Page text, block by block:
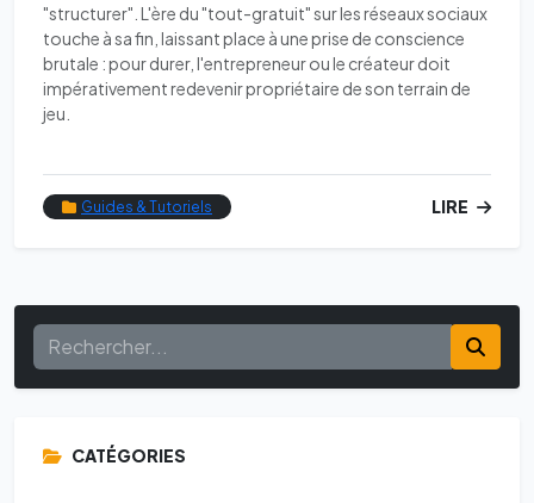
"structurer". L'ère du "tout-gratuit" sur les réseaux sociaux
touche à sa fin, laissant place à une prise de conscience
brutale : pour durer, l'entrepreneur ou le créateur doit
impérativement redevenir propriétaire de son terrain de
jeu.
Guides & Tutoriels LIRE
CATÉGORIES